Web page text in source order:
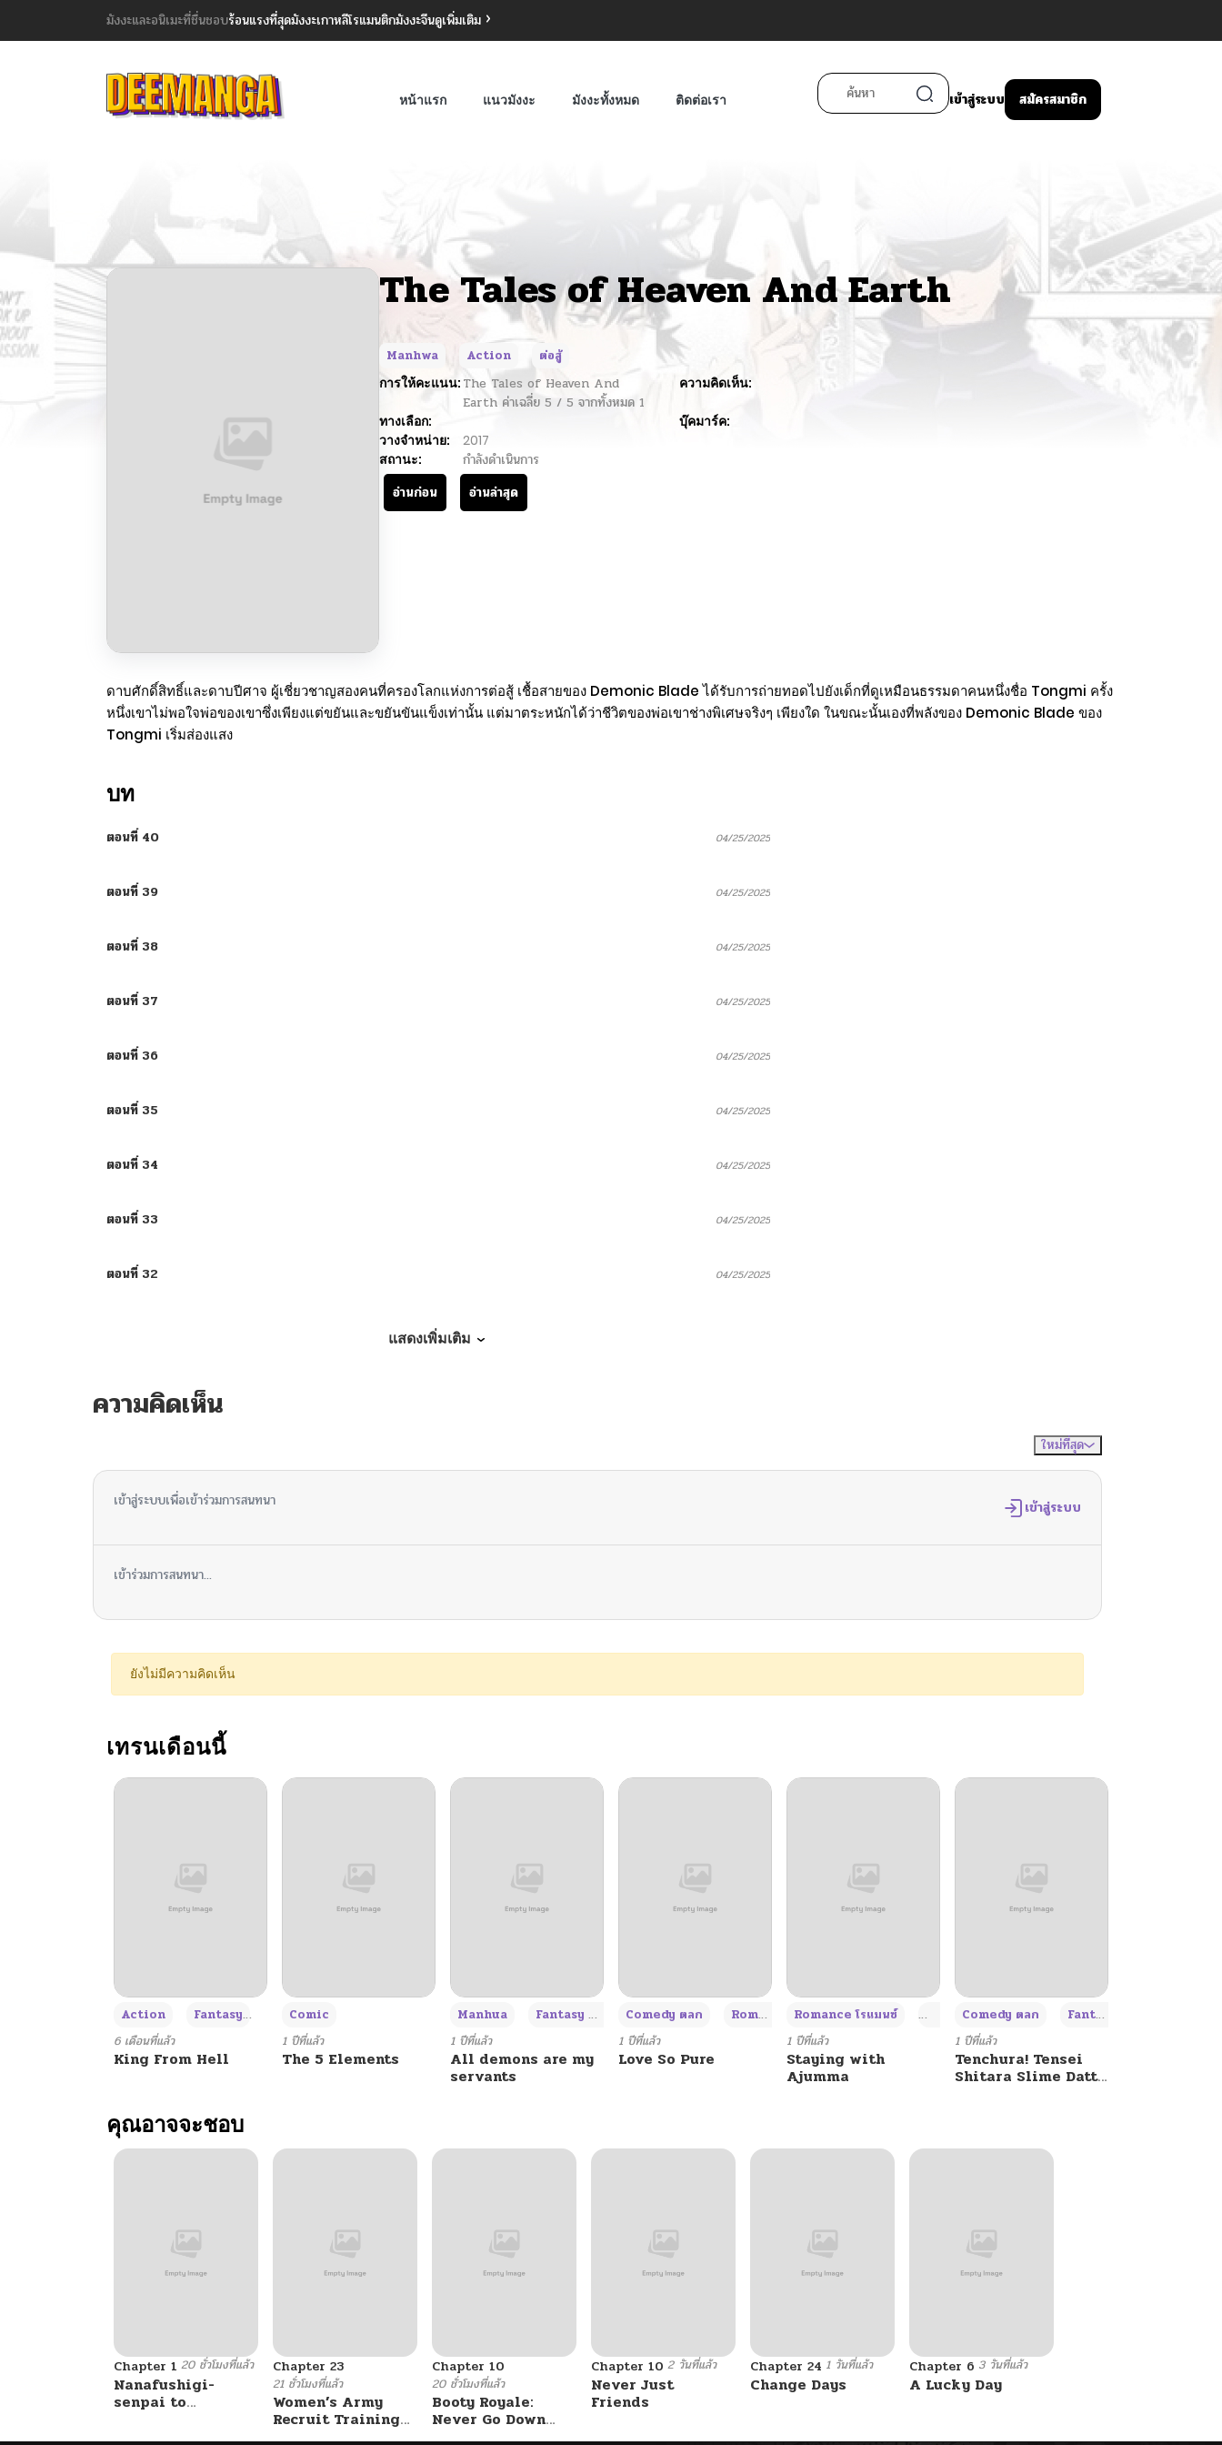
มังงะและอนิเมะที่ชื่นชอบร้อนแรงที่สุดมังงะเกาหลีโรแมนติกมังงะจีนดูเพิ่มเติม
หน้าแรก แนวมังงะ มังงะทั้งหมด ติดต่อเรา เข้าสู่ระบบ สมัครสมาชิก
The Tales of Heaven And Earth
Manhwa Action
ต่อสู้
การให้คะแนน: The Tales of Heaven And
Earth ค่าเฉลี่ย 5 / 5 จากทั้งหมด 1
ความคิดเห็น:
ทางเลือก:
บุ๊คมาร์ค:
วางจำหน่าย:
2017
สถานะ:
กำลังดำเนินการ
อ่านก่อน
อ่านล่าสุด
ดาบศักดิ์สิทธิ์และดาบปีศาจ ผู้เชี่ยวชาญสองคนที่ครองโลกแห่งการต่อสู้ เชื้อสายของ Demonic Blade ได้รับการถ่ายทอดไปยังเด็กที่ดูเหมือนธรรมดาคนหนึ่งชื่อ Tongmi ครั้ง
หนึ่งเขาไม่พอใจพ่อของเขาซึ่งเพียงแต่ขยันและขยันขันแข็งเท่านั้น แต่มาตระหนักได้ว่าชีวิตของพ่อเขาช่างพิเศษจริงๆ เพียงใด ในขณะนั้นเองที่พลังของ Demonic Blade ของ
Tongmi เริ่มส่องแสง
บท
ตอนที่ 40 04/25/2025
ตอนที่ 39 04/25/2025
ตอนที่ 38 04/25/2025
ตอนที่ 37 04/25/2025
ตอนที่ 36 04/25/2025
ตอนที่ 35 04/25/2025
ตอนที่ 34 04/25/2025
ตอนที่ 33 04/25/2025
ตอนที่ 32 04/25/2025
ตอนที่ 28
ตอนที่ 27 04/01/2025
ตอนที่ 25 04/01/2025
ตอนที่ 19
ตอนที่ 18
ตอนที่ 16 04/01/2025
ตอนที่ 12 04/01/2025
แสดงเพิ่มเติม
ความคิดเห็น
ใหม่ที่สุด
เข้าสู่ระบบเพื่อเข้าร่วมการสนทนา เข้าสู่ระบบ
เข้าร่วมการสนทนา...
ยังไม่มีความคิดเห็น
เทรนเดือนนี้
Action Fantasy
6 เดือนที่แล้ว
King From Hell
Comic
1 ปีที่แล้ว
The 5 Elements
Manhua Fantasy แฟนตาซี +3
1 ปีที่แล้ว
All demons are my
servants
Comedy ตลก Romance โรแมนซ์ +4
1 ปีที่แล้ว
Love So Pure
Romance โรแมนซ์ Adult ผู้ใหญ่ +4
1 ปีที่แล้ว
Staying with
Ajumma
Comedy ตลก Fantasy แฟนตาซี
1 ปีที่แล้ว
Tenchura! Tensei
Shitara Slime Datta
คุณอาจจะชอบ
Chapter 1 20 ชั่วโมงที่แล้ว
Nanafushigi-
senpai to
Chapter 23
21 ชั่วโมงที่แล้ว
Women’s Army
Recruit Training
Center
Chapter 10
20 ชั่วโมงที่แล้ว
Booty Royale:
Never Go Down
Without A Fight!
Chapter 10 2 วันที่แล้ว
Never Just
Friends
Chapter 24 1 วันที่แล้ว
Change Days
Chapter 6 3 วันที่แล้ว
A Lucky Day